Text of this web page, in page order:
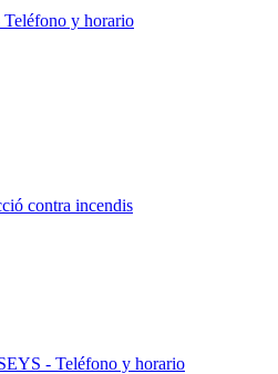
Teléfono y horario
contra incendis
- Teléfono y horario